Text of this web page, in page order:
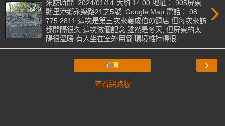
›
來訪時間: 2024/01/14 大約 14:00 地址： 905屏東
縣里港鄉永樂路21之5號 Google Map 電話： 08
775 2811 這次是第三次來義成伯の麵店 但每次來訪
都間隔很久 這次做個記念 雖然是冬天, 但屏東的太
陽很溫暖 有人坐在室外用餐 環境維持得很...
›
首頁
查看網路版